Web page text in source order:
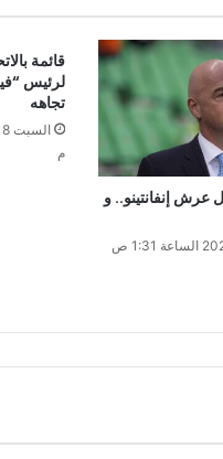
عرش إنفانتينو.. و
قائمة
لرئيس
تجاهه
م